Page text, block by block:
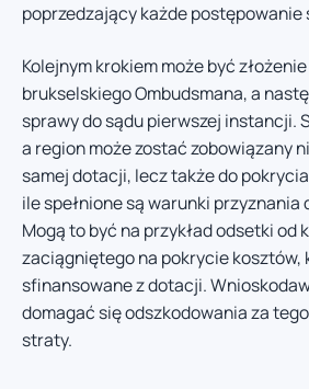
poprzedzający każde postępowanie
Kolejnym krokiem może być
brukselskiego Ombudsmana, a
sprawy do sądu pierwszej instancji.
a region może zostać zobowiązany
samej dotacji, lecz także do
ile spełnione są warunki
Mogą to być na przykład odsetki od
zaciągniętego na pokrycie kosztów,
sfinansowane z dotacji.
domagać się odszkodowania za
straty.